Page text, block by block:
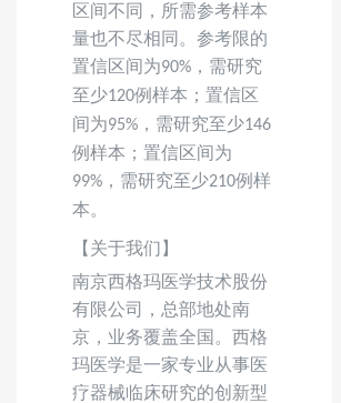
区间不同，所需参考样本
量也不尽相同。参考限的
置信区间为90% ，需研究
至少120例样本；置信区
间为95% ，需研究至少146
例样本；置信区间为
99% ，需研究至少210例样
本。
【关于我们】
南京西格玛医学技术股份
有限公司，总部地处南
京，业务覆盖全国。西格
玛医学是一家专业从事医
疗器械临床研究的创新型